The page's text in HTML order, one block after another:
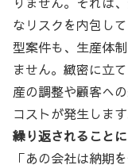
なリスクを内包し
型案件も、生産体
ません。緻密に立
産の調整や顧客へ
コストが発生します
繰り返されること
「あの会社は納期